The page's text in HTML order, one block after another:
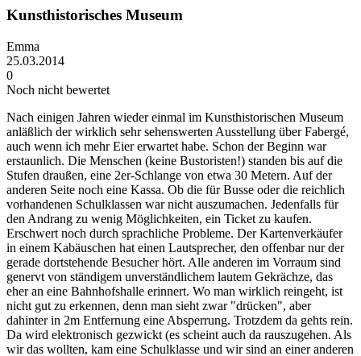
Kunsthistorisches Museum
Emma
25.03.2014
0
Noch nicht bewertet
Nach einigen Jahren wieder einmal im Kunsthistorischen Museum
anläßlich der wirklich sehr sehenswerten Ausstellung über Fabergé,
auch wenn ich mehr Eier erwartet habe. Schon der Beginn war
erstaunlich. Die Menschen (keine Bustoristen!) standen bis auf die
Stufen draußen, eine 2er-Schlange von etwa 30 Metern. Auf der
anderen Seite noch eine Kassa. Ob die für Busse oder die reichlich
vorhandenen Schulklassen war nicht auszumachen. Jedenfalls für
den Andrang zu wenig Möglichkeiten, ein Ticket zu kaufen.
Erschwert noch durch sprachliche Probleme. Der Kartenverkäufer
in einem Kabäuschen hat einen Lautsprecher, den offenbar nur der
gerade dortstehende Besucher hört. Alle anderen im Vorraum sind
genervt von ständigem unverständlichem lautem Gekrächze, das
eher an eine Bahnhofshalle erinnert. Wo man wirklich reingeht, ist
nicht gut zu erkennen, denn man sieht zwar "drücken", aber
dahinter in 2m Entfernung eine Absperrung. Trotzdem da gehts rein.
Da wird elektronisch gezwickt (es scheint auch da rauszugehen. Als
wir das wollten, kam eine Schulklasse und wir sind an einer anderen